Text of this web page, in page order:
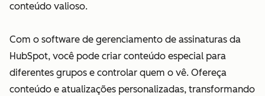
conteúdo valioso.
Com o software de gerenciamento de assinaturas da
HubSpot, você pode criar conteúdo especial para
diferentes grupos e controlar quem o vê. Ofereça
conteúdo e atualizações personalizadas, transformando